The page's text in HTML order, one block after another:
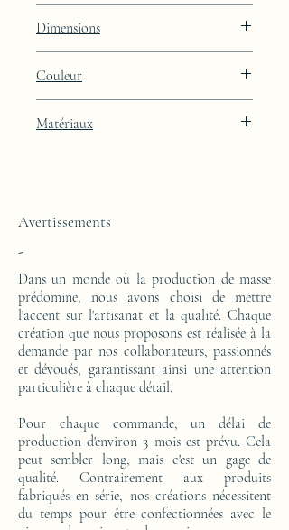
Dimensions
: 29cm
Couleur
Red
Matériaux
Avertissements
-
Dans un monde où la production de masse
prédomine, nous avons choisi de mettre
l'accent sur l'artisanat et la qualité. Chaque
création que nous proposons est réalisée à la
demande par nos collaborateurs, passionnés
et dévoués, garantissant ainsi une attention
particulière à chaque détail.
Pour chaque commande, un délai de
production d'environ 3 mois est prévu. Cela
peut sembler long, mais c'est un gage de
qualité. Contrairement aux produits
fabriqués en série, nos créations nécessitent
du temps pour être confectionnées avec le